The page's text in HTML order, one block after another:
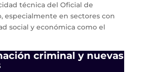
técnica del Oficial de
especialmente en sectores con
social y económica como el
criminal y nuevas